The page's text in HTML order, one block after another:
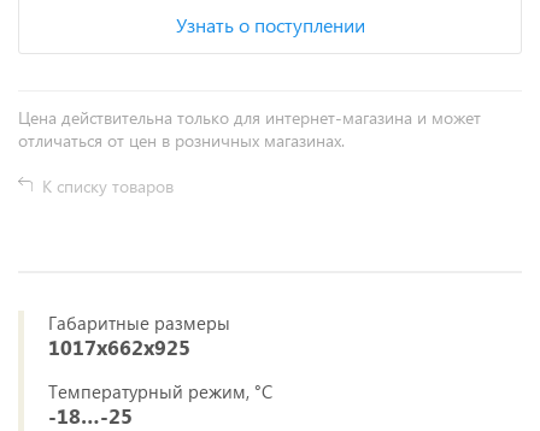
Узнать о поступлении
Цена действительна только для интернет-магазина и может
отличаться от цен в розничных магазинах.
К списку товаров
Габаритные размеры
1017х662х925
Температурный режим, °C
-18…-25